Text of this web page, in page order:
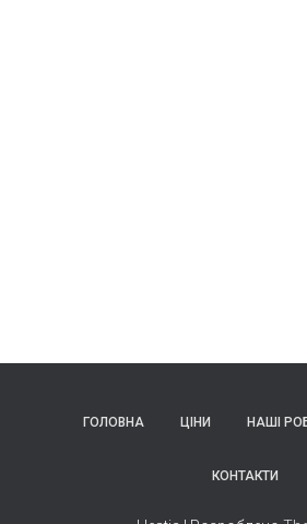
ГОЛОВНА ЦІНИ НАШІ
КОНТАКТИ